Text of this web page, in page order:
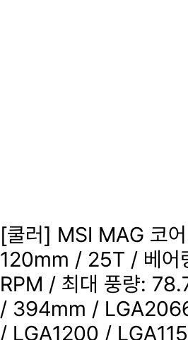
[쿨러] MSI MAG 코
120mm / 25T / 베어
RPM / 최대 풍량:
/ 394mm /
/ LGA1200 /